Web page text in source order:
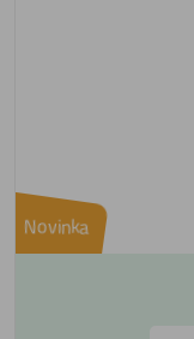
Novinka